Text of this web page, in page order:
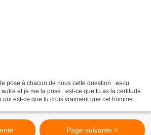
pose à chacun de nous cette question : es-tu
et je me la pose : est-ce que tu as la certitude
oui est-ce que tu crois vraiment que cet homme
Page suivante >